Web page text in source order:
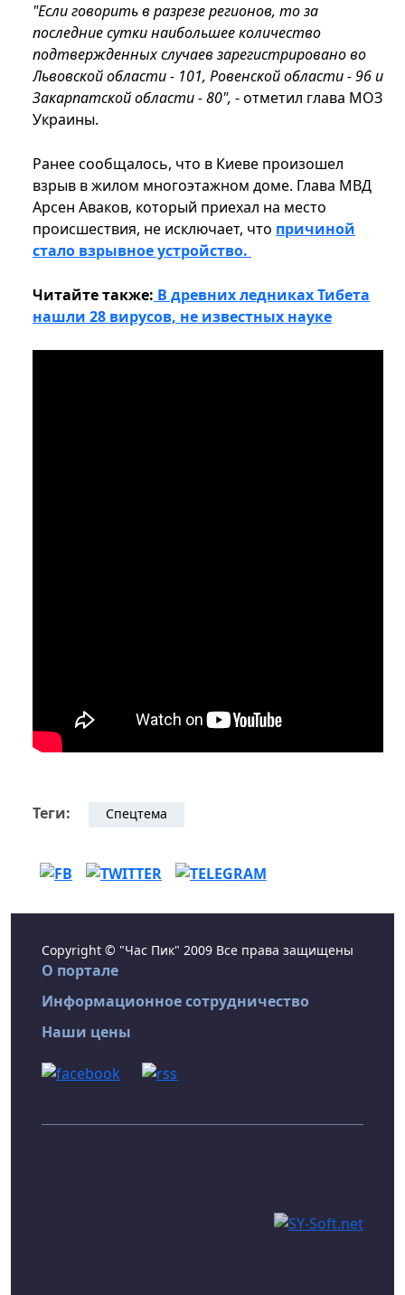
"Если говорить в разрезе регионов, то за
последние сутки наибольшее количество
подтвержденных случаев зарегистрировано во
Львовской области - 101, Ровенской области - 96 и
Закарпатской области - 80", - отметил глава МОЗ
Украины.
Ранее сообщалось, что в Киеве произошел
взрыв в жилом многоэтажном доме. Глава МВД
Арсен Аваков, который приехал на место
происшествия, не исключает, что причиной
стало взрывное устройство.
Читайте также: В древних ледниках Тибета
нашли 28 вирусов, не известных науке
Теги: Спецтема
Copyright © "Час Пик" 2009 Все права защищены
О портале
Информационное сотрудничество
Наши цены